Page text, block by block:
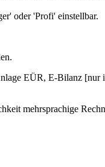
oder 'Profi' einstellbar.
EÜR, E-Bilanz
mehrsprachige